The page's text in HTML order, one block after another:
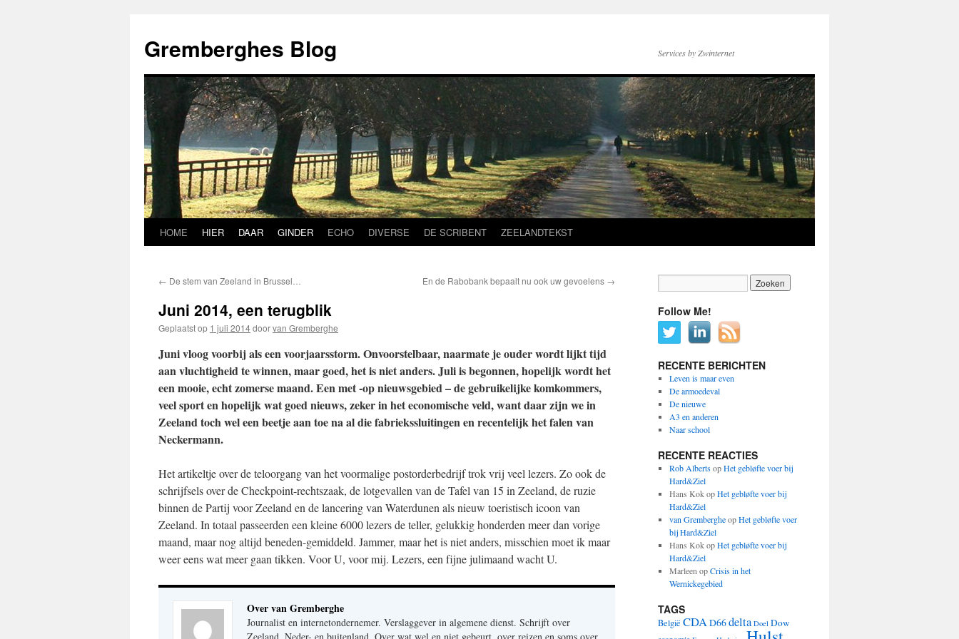
de
inhoud
Gremberghes Blog Services by Zwinternet
HOME HIER DAAR GINDER ECHO DIVERSE DE SCRIBENT ZEELANDTEKST
← De stem van Zeeland in Brussel… En de Rabobank bepaalt nu ook uw gevoelens →
Juni 2014, een terugblik
Geplaatst op 1 juli 2014doorvan Gremberghe
Juni vloog voorbij als een voorjaarsstorm. Onvoorstelbaar, naarmate je ouder wordt lijkt tijd
aan vluchtigheid te winnen, maar goed, het is niet anders. Juli is begonnen, hopelijk wordt het
een mooie, echt zomerse maand. Een met -op nieuwsgebied – de gebruikelijke komkommers,
veel sport en hopelijk wat goed nieuws, zeker in het economische veld, want daar zijn we in
Zeeland toch wel een beetje aan toe na al die fabriekssluitingen en recentelijk het falen van
Neckermann.
Het artikeltje over de teloorgang van het voormalige postorderbedrijf trok vrij veel lezers. Zo ook de
schrijfsels over de Checkpoint-rechtszaak, de lotgevallen van de Tafel van 15 in Zeeland, de ruzie
binnen de Partij voor Zeeland en de lancering van Waterdunen als nieuw toeristisch icoon van
Zeeland. In totaal passeerden een kleine 6000 lezers de teller, gelukkig honderden meer dan vorige
maand, maar nog altijd beneden-gemiddeld. Jammer, maar het is niet anders, misschien moet ik maar
weer eens wat meer gaan tikken. Voor U, voor mij. Lezers, een fijne julimaand wacht U.
Over van Gremberghe
Journalist en internetondernemer. Verslaggever in algemene dienst. Schrijft over
Follow Me!
RECENTE BERICHTEN
Leven is maar even
De armoedeval
De nieuwe
A3 en anderen
Naar school
RECENTE REACTIES
Rob AlbertsopHet gebløfte voer bij
Hard&Ziel
Hans KokopHet gebløfte voer bij
Hard&Ziel
van GrembergheopHet gebløfte voer
bij Hard&Ziel
Hans KokopHet gebløfte voer bij
Hard&Ziel
Marleen opCrisis in het
Wernickegebied
TAGS
België CDAD66delta Doel Dow